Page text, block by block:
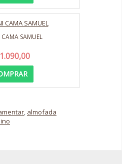
SAMUEL
, almofada